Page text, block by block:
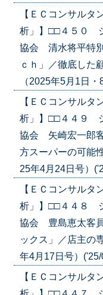
【ＥＣコンサルタ
析」】□□４５０
協会 清水将平特
ｃｈ」／徹底した
（2025年5月1日
【ＥＣコンサルタ
析」】□□４４９
協会 矢崎宏一郎
方スーパーの可能
25年4月24日号）
【ＥＣコンサルタ
析」】□□４４８
協会 豊島恵太客
ックス」／店主の
年4月17日号）
【ＥＣコンサルタ